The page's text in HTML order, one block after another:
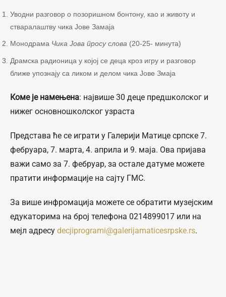
Уводни разговор о позоришном бонтону, као и животу и
стваралаштву чика Јове Замаја
Монодрама Чика Јова просу слова (20-25- минута)
Драмска радионица у којој се деца кроз игру и разговор
ближе упознају са ликом и делом чика Јове Змаја
Коме је намењена: највише 30 деце предшколског и
нижег основношколског узраста
Представа ће се играти у Галерији Матице српске 7.
фебруара, 7. марта, 4. априла и 9. маја. Ова пријава
важи само за 7. фебруар, за остале датуме можете
пратити информације на сајту ГМС.
За више инфромација можете се обратити музејским
едукаторима на број телефона 0214899017 или на
мејл адресу decjiprogrami@galerijamaticesrpske.rs.